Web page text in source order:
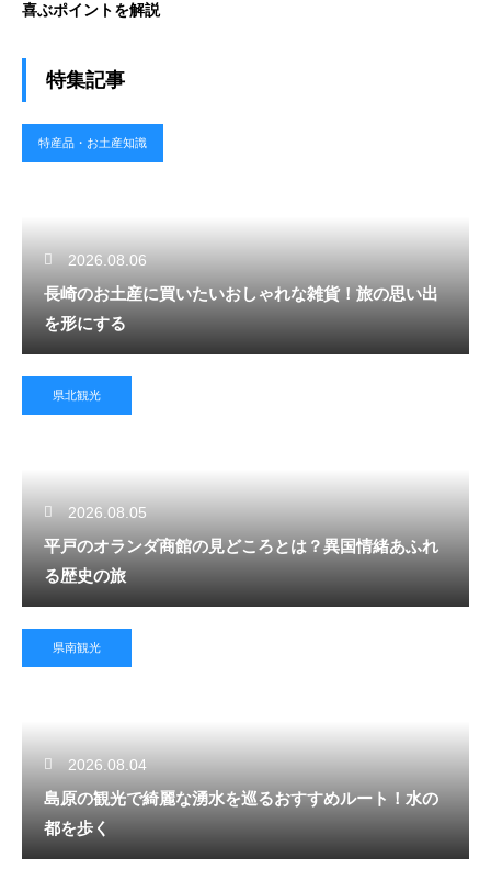
喜ぶポイントを解説
特集記事
特産品・お土産知識
2026.08.06
長崎のお土産に買いたいおしゃれな雑貨！旅の思い出
を形にする
県北観光
2026.08.05
平戸のオランダ商館の見どころとは？異国情緒あふれ
る歴史の旅
県南観光
2026.08.04
島原の観光で綺麗な湧水を巡るおすすめルート！水の
都を歩く